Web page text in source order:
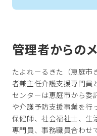
管理者からの
たよれーるきた（恵庭市
者兼主任介護支援専門員
センターは恵庭市から委
や介護予防支援事業を行
保健師、社会福祉士、生
専門員、事務職員合わせ